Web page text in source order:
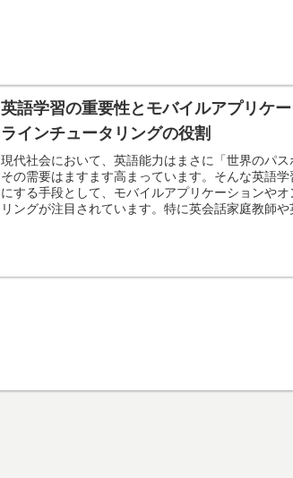
英語学習の重要性とモバイルアプリケ
ラインチュータリングの役割
現代社会において、英語能力はまさに「世界のパス
その需要はますます高まっています。そんな英語
にする手段として、モバイルアプリケーションやオ
リングが注目されています。特に英会話家庭教師や